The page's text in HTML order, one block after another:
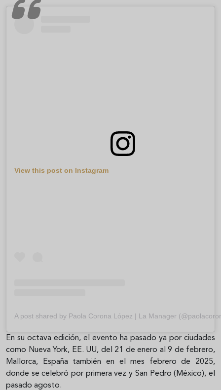
View this post on Instagram
A post shared by Paola Corona López | La Manager
En su octava edición, el evento ha pasado ya por ciudades
como Nueva York, EE. UU, del 21 de enero al 9 de febrero,
Mallorca, España también en el mes febrero de 2025,
donde se celebró por primera vez y San Pedro (México), el
pasado agosto.